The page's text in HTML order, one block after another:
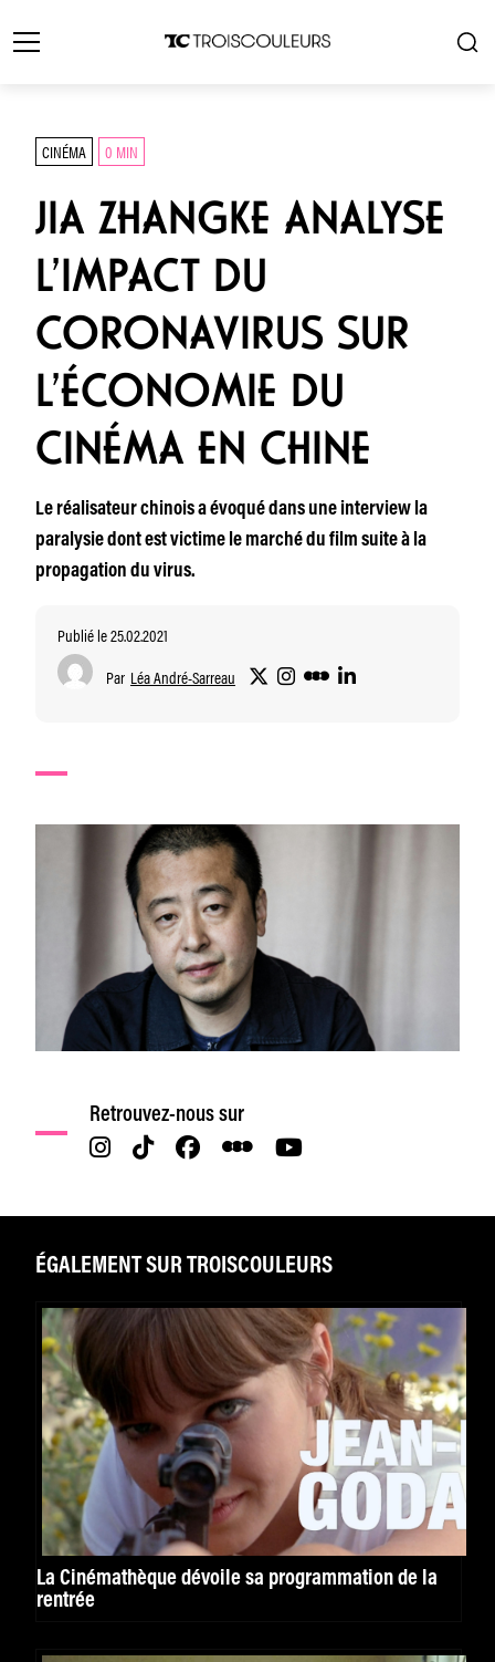
CINÉMA 0 MIN
JIA ZHANGKE ANALYSE
L’IMPACT DU
CORONAVIRUS SUR
L’ÉCONOMIE DU
CINÉMA EN CHINE
Le réalisateur chinois a évoqué dans une interview la
paralysie dont est victime le marché du film suite à la
propagation du virus.
Publié le 25.02.2021
Par Léa André-Sarreau
Retrouvez-nous sur
ÉGALEMENT SUR TROISCOULEURS
La Cinémathèque dévoile sa programmation de la
rentrée